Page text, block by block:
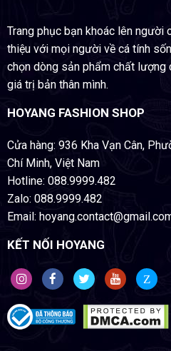
Trang phục bạn khoác lên người
thiệu với mọi người về cá tính
chọn dòng sản phẩm chất lượng
giá trị bản thân mình.
HOYANG FASHION SHOP
Cửa hàng: 936 Kha Vạn Cân,
Chí Minh, Việt Nam
Hotline: 088.9999.482
Zalo: 088.9999.482
Email:
KẾT NỐI HOYANG
Z